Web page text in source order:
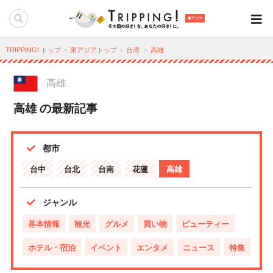
東アジア
TRIPPING! トップ 東アジアトップ 台湾 高雄
高雄
高雄 の最新記事
都市
台中 台北 台南 花蓮 高雄
ジャンル
基本情報 観光 グルメ 買い物 ビューティー
ホテル・宿泊 イベント エンタメ ニュース 特集